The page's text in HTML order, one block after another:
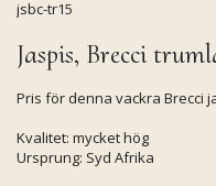
jsbc-tr15
Jaspis, Brecci
Pris för denna vackra Brecci
Kvalitet: mycket hög
Ursprung: Syd Afrika